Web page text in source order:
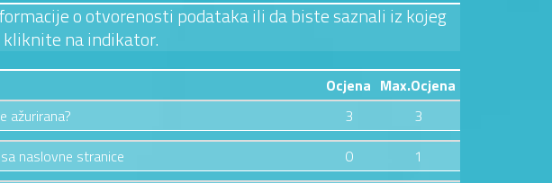
o otvorenosti podataka ili da biste saznali iz kojeg
na indikator.
Ocjena Max.Ocjena
ažurirana? 3
3
naslovne stranice 0
1